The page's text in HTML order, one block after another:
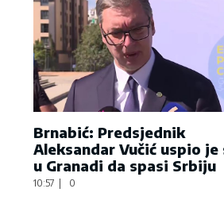
Brnabić: Predsjednik
Aleksandar Vučić uspio je
u Granadi da spasi Srbiju
10:57 0